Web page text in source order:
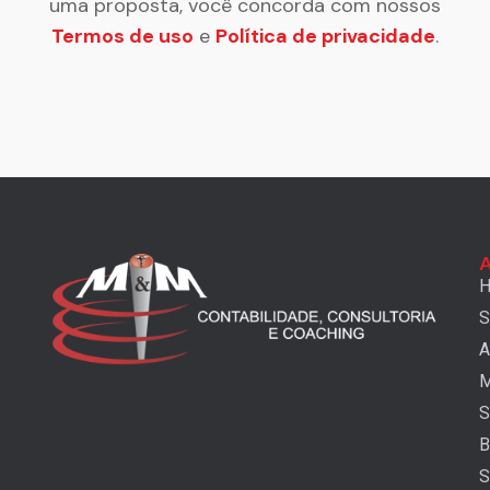
uma proposta, você concorda com nossos
Termos de uso e Política de privacidade.